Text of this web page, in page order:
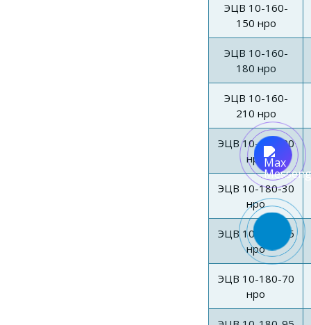
ЭЦВ 10-160-
150 нро
ЭЦВ 10-160-
180 нро
ЭЦВ 10-160-
210 нро
ЭЦВ 10-180-20
нро
ЭЦВ 10-180-30
нро
ЭЦВ 10-180-45
нро
ЭЦВ 10-180-70
нро